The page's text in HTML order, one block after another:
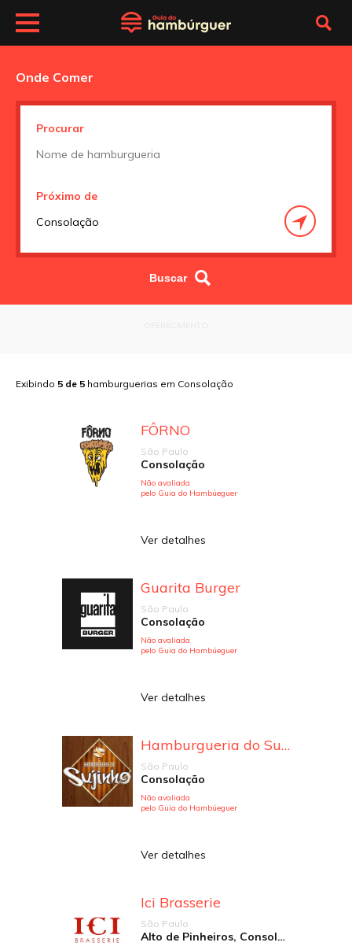
Onde Comer
Procurar
Próximo de
Exibindo 5 de 5 hamburguerias em Consolação
FÔRNO
São Paulo
Consolação
Não avaliada
pelo Guia do Hambúeguer
Ver detalhes
Guarita Burger
São Paulo
Consolação
Não avaliada
pelo Guia do Hambúeguer
Ver detalhes
Hamburgueria do Sujinho
São Paulo
Consolação
Não avaliada
pelo Guia do Hambúeguer
Ver detalhes
Ici Brasserie
São Paulo
Alto de Pinheiros, Consolação, Vila Olímpia